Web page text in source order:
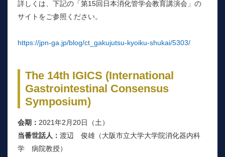
詳しくは、下記の「第15回日本消化管学会教育講演会」の
サイトをご参照ください。
https://jpn-ga.jp/blog/ct_gakujutsu-kyoiku-shukai/5303/
The 14th IGICS (International
Gastrointestinal Consensus
Symposium)
会期： 2021年2月20日（土）
当番世話人： 渡辺 俊雄（大阪市立大学大学院消化器内科
学 病院教授）